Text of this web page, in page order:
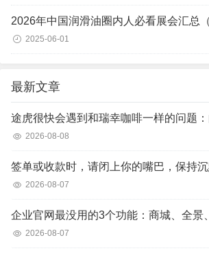
2026年中国润滑油圈内人必看展会汇总
2025-06-01
最新文章
途虎很快会遇到和瑞幸咖啡一样的问题
2026-08-08
签单或收款时，请闭上你的嘴巴，保持
2026-08-07
企业官网最没用的3个功能：商城、全景
2026-08-07